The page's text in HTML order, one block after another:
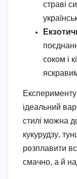
страві
соком і
ідеальний
стилі можна
кукурудзу,
розплавити
смачно, а й